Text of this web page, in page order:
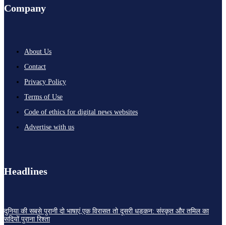
Company
About Us
Contact
Privacy Policy
Terms of Use
Code of ethics for digital news websites
Advertise with us
Headlines
दुनिया की सबसे पुरानी दो भाषाएं,एक विरासत तो दूसरी धड़कन: संस्कृत और तमिल का
सदियों पुराना रिश्ता